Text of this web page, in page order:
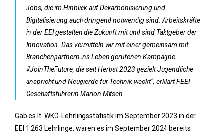
Jobs, die im Hinblick auf Dekarbonisierung und
Digitalisierung auch dringend notwendig sind. Arbeitskräfte
in der EEI gestalten die Zukunft mit und sind Taktgeber der
Innovation. Das vermitteln wir mit einer gemeinsam mit
Branchenpartnern ins Leben gerufenen Kampagne
#JoinTheFuture, die seit Herbst 2023 gezielt Jugendliche
anspricht und Neugierde für Technik weckt“, erklärt FEEI-
Geschäftsführerin Marion Mitsch.
Gab es lt. WKO-Lehrlingsstatistik im September 2023 in der
EEI 1.263 Lehrlinge, waren es im September 2024 bereits